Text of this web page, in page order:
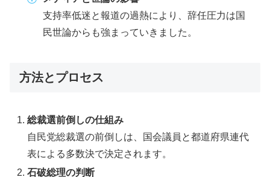
支持率低迷と報道の過熱により、辞任圧力は国
民世論からも強まっていきました。
方法とプロセス
総裁選前倒しの仕組み
自民党総裁選の前倒しは、国会議員と都道府県連代
表による多数決で決定されます。
石破総理の判断